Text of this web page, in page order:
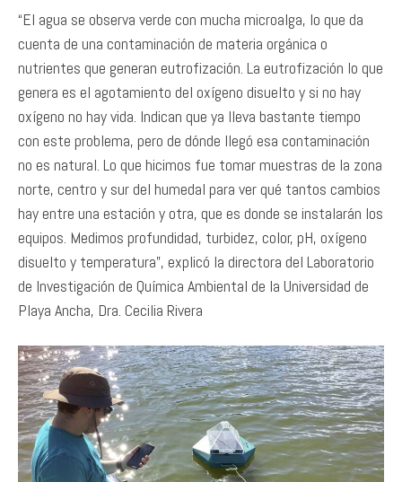
“El agua se observa verde con mucha microalga, lo que da
cuenta de una contaminación de materia orgánica o
nutrientes que generan eutrofización. La eutrofización lo que
genera es el agotamiento del oxígeno disuelto y si no hay
oxígeno no hay vida. Indican que ya lleva bastante tiempo
con este problema, pero de dónde llegó esa contaminación
no es natural. Lo que hicimos fue tomar muestras de la zona
norte, centro y sur del humedal para ver qué tantos cambios
hay entre una estación y otra, que es donde se instalarán los
equipos. Medimos profundidad, turbidez, color, pH, oxígeno
disuelto y temperatura”, explicó la directora del Laboratorio
de Investigación de Química Ambiental de la Universidad de
Playa Ancha, Dra. Cecilia Rivera